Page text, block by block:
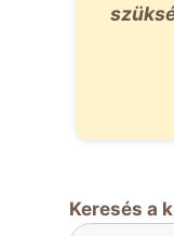
Keresés a